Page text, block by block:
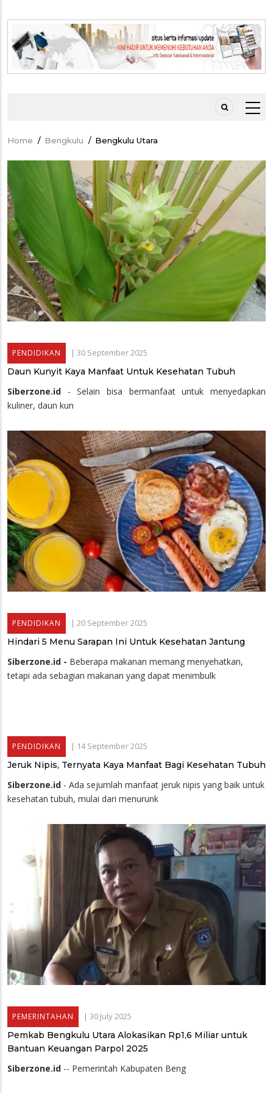
Breadcrumb
Home / Bengkulu / Bengkulu Utara
PENDIDIKAN | 30 September 2025
Daun Kunyit Kaya Manfaat Untuk Kesehatan Tubuh
Siberzone.id - Selain bisa bermanfaat untuk menyedapkan
kuliner, daun kun
PENDIDIKAN | 20 September 2025
Hindari 5 Menu Sarapan Ini Untuk Kesehatan Jantung
Siberzone.id - Beberapa makanan memang menyehatkan,
tetapi ada sebagian makanan yang dapat menimbulk
PENDIDIKAN | 14 September 2025
Jeruk Nipis, Ternyata Kaya Manfaat Bagi Kesehatan Tubuh
Siberzone.id - Ada sejumlah manfaat jeruk nipis yang baik untuk
kesehatan tubuh, mulai dari menurunk
PEMERINTAHAN | 30 July 2025
Pemkab Bengkulu Utara Alokasikan Rp1,6 Miliar untuk
Bantuan Keuangan Parpol 2025
Siberzone.id -- Pemerintah Kabupaten Beng